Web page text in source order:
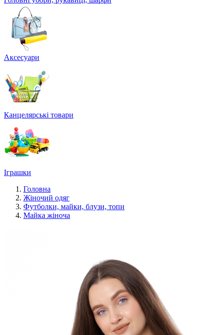
Аксесуари
Канцелярські товари
Іграшки
Головна
Жіночий одяг
Футболки, майки, блузи, топи
Майка жіноча